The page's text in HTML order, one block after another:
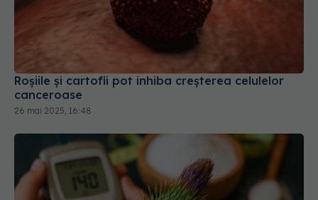
Roșiile și cartofii pot inhiba creșterea celulelor
canceroase
26 mai 2025, 16:48